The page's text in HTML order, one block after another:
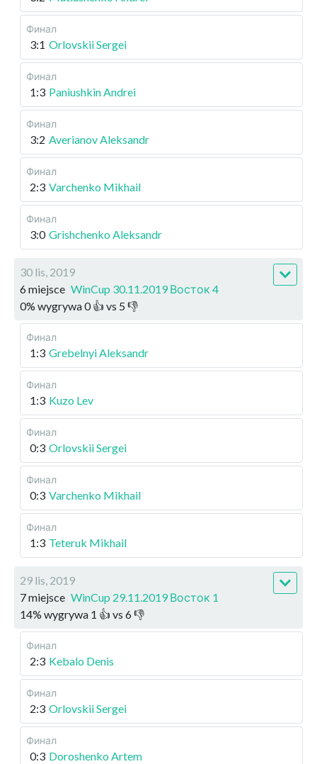
Финал
3:1 Orlovskii Sergei
Финал
1:3 Paniushkin Andrei
Финал
3:2 Averianov Aleksandr
Финал
2:3 Varchenko Mikhail
Финал
3:0 Grishchenko Aleksandr
30 lis, 2019
6 miejsce WinCup 30.11.2019 Восток 4
0% wygrywa0👍 vs 5 👎
Финал
1:3 Grebelnyi Aleksandr
Финал
1:3 Kuzo Lev
Финал
0:3 Orlovskii Sergei
Финал
0:3 Varchenko Mikhail
Финал
1:3 Teteruk Mikhail
29 lis, 2019
7 miejsce WinCup 29.11.2019 Восток 1
14% wygrywa 1 👍 vs 6👎
Финал
2:3 Kebalo Denis
Финал
2:3 Orlovskii Sergei
Финал
0:3 Doroshenko Artem